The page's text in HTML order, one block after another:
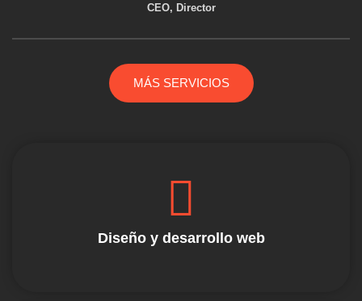
CEO, Director
MÁS SERVICIOS
Diseño y desarrollo web